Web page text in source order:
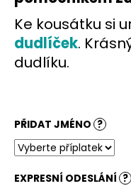
Ke kousátku si
dudlíček.
dudlíku.
PŘIDAT JMÉNO ?
EXPRESNÍ ODESLÁNÍ ?